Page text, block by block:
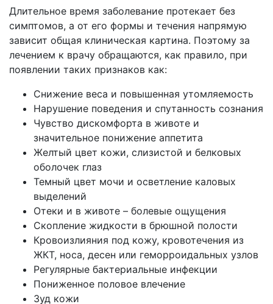
Длительное время заболевание протекает без
симптомов, а от его формы и течения напрямую
зависит общая клиническая картина. Поэтому за
лечением к врачу обращаются, как правило, при
появлении таких признаков как:
Снижение веса и повышенная утомляемость
Нарушение поведения и спутанность сознания
Чувство дискомфорта в животе и
значительное понижение аппетита
Желтый цвет кожи, слизистой и белковых
оболочек глаз
Темный цвет мочи и осветление каловых
выделений
Отеки и в животе – болевые ощущения
Скопление жидкости в брюшной полости
Кровоизлияния под кожу, кровотечения из
ЖКТ, носа, десен или геморроидальных узлов
Регулярные бактериальные инфекции
Пониженное половое влечение
Зуд кожи